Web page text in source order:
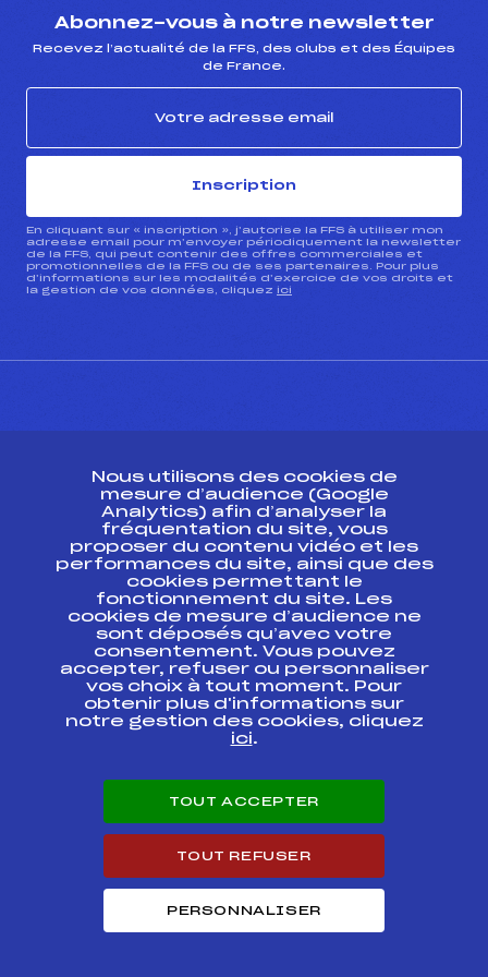
Abonnez-vous à notre newsletter
Recevez l’actualité de la FFS, des clubs et des Équipes
de France.
Inscription
En cliquant sur « inscription », j’autorise la FFS à utiliser mon
adresse email pour m’envoyer périodiquement la newsletter
de la FFS, qui peut contenir des offres commerciales et
promotionnelles de la FFS ou de ses partenaires. Pour plus
d’informations sur les modalités d’exercice de vos droits et
la gestion de vos données, cliquez ici
Ressources
Pass’Neige
Projet sportif fédéral
Projet de performance fédéral
Antidopage
Pôle Développement, Formation, Suivi
Scientifique
Listes ministérielles
Pôle vie de l’athlète
Enseignement professionnel
Carrières
Nous utilisons des cookies de
mesure d’audience (Google
Analytics) afin d’analyser la
fréquentation du site, vous
proposer du contenu vidéo et les
performances du site, ainsi que des
cookies permettant le
fonctionnement du site. Les
cookies de mesure d’audience ne
sont déposés qu’avec votre
consentement. Vous pouvez
accepter, refuser ou personnaliser
vos choix à tout moment. Pour
obtenir plus d'informations sur
notre gestion des cookies, cliquez
ici.
TOUT ACCEPTER
TOUT REFUSER
PERSONNALISER